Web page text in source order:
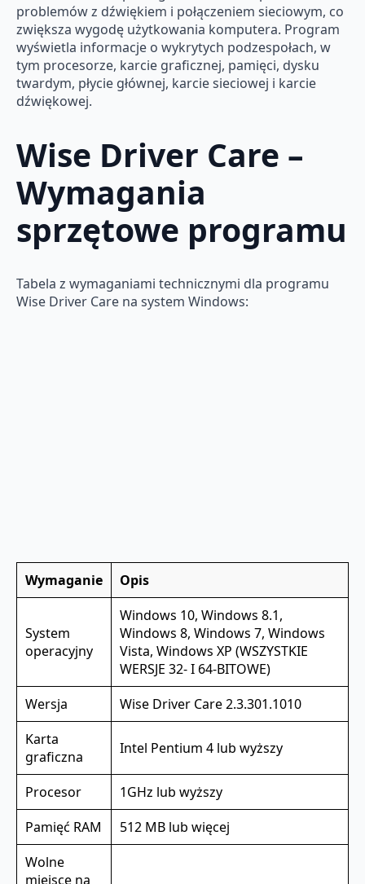
problemów z dźwiękiem i połączeniem sieciowym, co
zwiększa wygodę użytkowania komputera. Program
wyświetla informacje o wykrytych podzespołach, w
tym procesorze, karcie graficznej, pamięci, dysku
twardym, płycie głównej, karcie sieciowej i karcie
dźwiękowej.
Wise Driver Care –
Wymagania
sprzętowe programu
Tabela z wymaganiami technicznymi dla programu
Wise Driver Care na system Windows:
Wymaganie Opis
System
operacyjny
Windows 10, Windows 8.1,
Windows 8, Windows 7, Windows
Vista, Windows XP (WSZYSTKIE
WERSJE 32- I 64-BITOWE)
Wersja
Wise Driver Care 2.3.301.1010
Karta
graficzna
Intel Pentium 4 lub wyższy
Procesor
1GHz lub wyższy
Pamięć RAM
512 MB lub więcej
Wolne
miejsce na